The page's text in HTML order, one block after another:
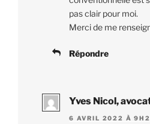
pas clair pour moi.
Merci de me
Répondre
Yves Nicol,
6 AVRIL 2022 À